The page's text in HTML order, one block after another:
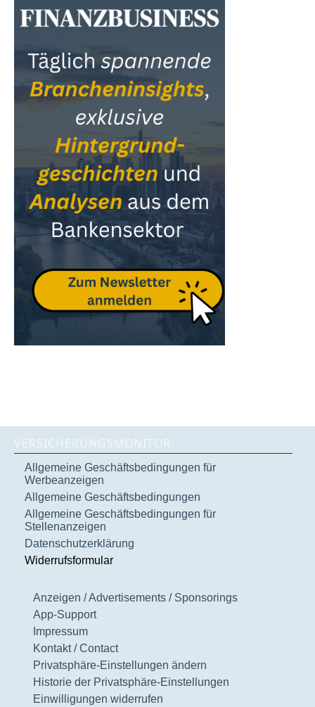
VERSICHERUNGSMONITOR
Allgemeine Geschäftsbedingungen für
Werbeanzeigen
Allgemeine Geschäftsbedingungen
Allgemeine Geschäftsbedingungen für
Stellenanzeigen
Datenschutzerklärung
Widerrufsformular
Anzeigen / Advertisements / Sponsorings
App-Support
Impressum
Kontakt / Contact
Privatsphäre-Einstellungen ändern
Historie der Privatsphäre-Einstellungen
Einwilligungen widerrufen